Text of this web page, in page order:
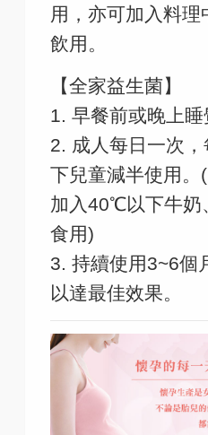
用，亦可加入料
飲用。
【全家益生菌】
1. 早餐前或晚上睡
2. 成人每日一次
下兒童減半使用。
加入40℃以下牛奶
食用)
3. 持續使用3~6個
以達最佳效果。